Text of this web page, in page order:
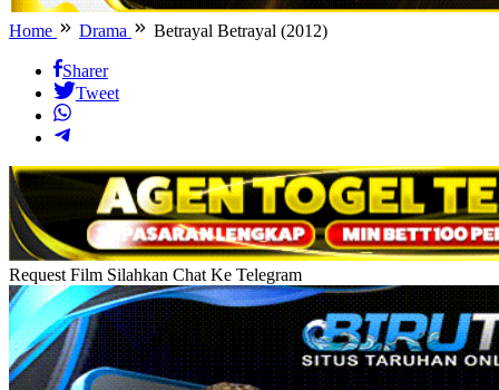
Home Drama Betrayal Betrayal (2012)
Sharer
Tweet
Request Film Silahkan Chat Ke Telegram